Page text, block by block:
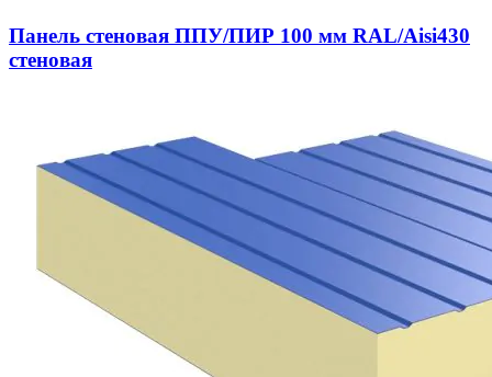
Панель стеновая ППУ/ПИР 100 мм RAL/Aisi430
стеновая